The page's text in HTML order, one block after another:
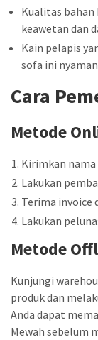
Kualitas bahan
keawetan dan
Kain pelapis
sofa ini
Cara
Metode
Kirimkan nama
Lakukan
Terima invoice
Lakukan
Metode
Kunjungi
produk dan
Anda dapat
Mewah sebelum